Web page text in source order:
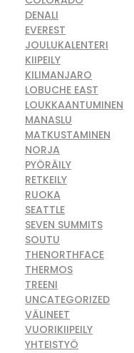
DENALI
EVEREST
JOULUKALENTERI
KIIPEILY
KILIMANJARO
LOBUCHE EAST
LOUKKAANTUMINEN
MANASLU
MATKUSTAMINEN
NORJA
PYÖRÄILY
RETKEILY
RUOKA
SEATTLE
SEVEN SUMMITS
SOUTU
THENORTHFACE
THERMOS
TREENI
UNCATEGORIZED
VÄLINEET
VUORIKIIPEILY
YHTEISTYÖ